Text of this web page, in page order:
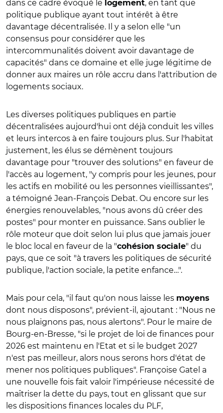
dans ce cadre évoqué le
logement, en tant que
politique publique ayant tout intérêt à être
davantage décentralisée. Il y a selon elle "un
consensus pour considérer que les
intercommunalités doivent avoir davantage de
capacités" dans ce domaine et elle juge légitime de
donner aux maires un rôle accru dans l'attribution de
logements sociaux.
Les diverses politiques publiques en partie
décentralisées aujourd'hui ont déjà conduit les villes
et leurs intercos à en faire toujours plus. Sur l'habitat
justement, les élus se démènent toujours
davantage pour "trouver des solutions" en faveur de
l'accès au logement, "y compris pour les jeunes, pour
les actifs en mobilité ou les personnes vieillissantes",
a témoigné Jean-François Debat. Ou encore sur les
énergies renouvelables, "nous avons dû créer des
postes" pour monter en puissance. Sans oublier le
rôle moteur que doit selon lui plus que jamais jouer
le bloc local en faveur de la "cohésion sociale" du
pays, que ce soit "à travers les politiques de sécurité
publique, l'action sociale, la petite enfance…".
Mais pour cela, "il faut qu'on nous laisse les moyens
dont nous disposons", prévient-il, ajoutant : "Nous ne
nous plaignons pas, nous alertons". Pour le maire de
Bourg-en-Bresse, "si le projet de loi de finances pour
2026 est maintenu en l'Etat et si le budget 2027
n'est pas meilleur, alors nous serons hors d'état de
mener nos politiques publiques". Françoise Gatel a
une nouvelle fois fait valoir l'impérieuse nécessité de
maîtriser la dette du pays, tout en glissant que sur
les dispositions finances locales du PLF,